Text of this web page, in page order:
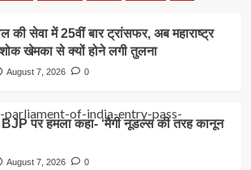
की सेवा में 25वीं बार ट्रांसफर, अब महाराष्ट्र
खेमका से क्यों होने लगी तुलना
August 7, 2026
0
पर हमला कहा- ‘मैगी नूडल्स की तरह कानून
August 7, 2026
0